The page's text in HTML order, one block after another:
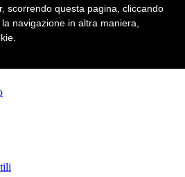
scorrendo questa pagina, cliccando
navigazione in altra maniera,